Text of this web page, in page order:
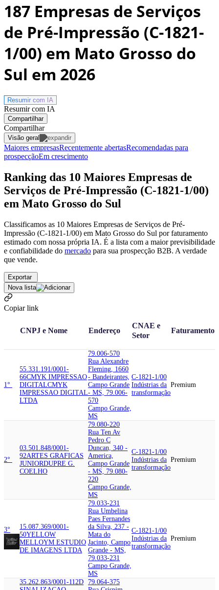
187 Empresas de Serviços
de Pré-Impressão (C-1821-
1/00) em Mato Grosso do
Sul em 2026
Resumir com IA
Resumir com IA
Compartilhar
Compartilhar
Visão geral
Maiores empresasRecentemente abertasRecomendadas para
prospecçãoEm crescimento
Ranking das 10 Maiores Empresas de
Serviços de Pré-Impressão (C-1821-1/00)
em Mato Grosso do Sul
Classificamos as 10 Maiores Empresas de Serviços de Pré-
Impressão (C-1821-1/00) em Mato Grosso do Sul por faturamento
estimado com nossa própria IA. É a lista com a maior previsibilidade
e confiabilidade do mercado para sua prospecção B2B. A verdade
que vende.
Exportar
Nova lista
Copiar link
CNPJ e Nome Endereço
CNAE e
Setor
Faturamento
1°
55.331.191/0001-
66CMYK IMPRESSAO
DIGITALCMYK
IMPRESSAO DIGITAL
LTDA
79.006-570
Rua Alexandre
Fleming, 1660
- Bandeirantes,
Campo Grande
- MS, 79.006-
570
Campo Grande,
MS
C-1821-1/00
Indústrias da
transformação
Premium
2°
03.501.848/0001-
92ARTES GRAFICAS
JUNIORDUPRE G.
COELHO
79.080-220
Rua Ten Av
Pedro C
Duncan, 340 -
America,
Campo Grande
- MS, 79.080-
220
Campo Grande,
MS
C-1821-1/00
Indústrias da
transformação
Premium
3°
15.087.369/0001-
50YELLOW
MELLOYM ESTUDIO
DE IMAGENS LTDA
79.033-231
Rua Umbelina
Paes Fernandes
da Silva, 237 -
Mata do
Jacinto, Campo
Grande - MS,
79.033-231
Campo Grande,
MS
C-1821-1/00
Indústrias da
transformação
Premium
35.262.863/0001-11 2D
79.064-375